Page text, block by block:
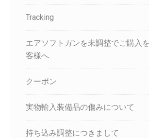
Tracking
エアソフトガンを未調整でご購入
客様へ
クーポン
実物輸入装備品の傷みについて
持ち込み調整につきまして